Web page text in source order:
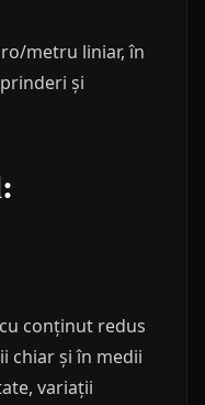
metru liniar, în
și
conținut redus
chiar și în medii
variații